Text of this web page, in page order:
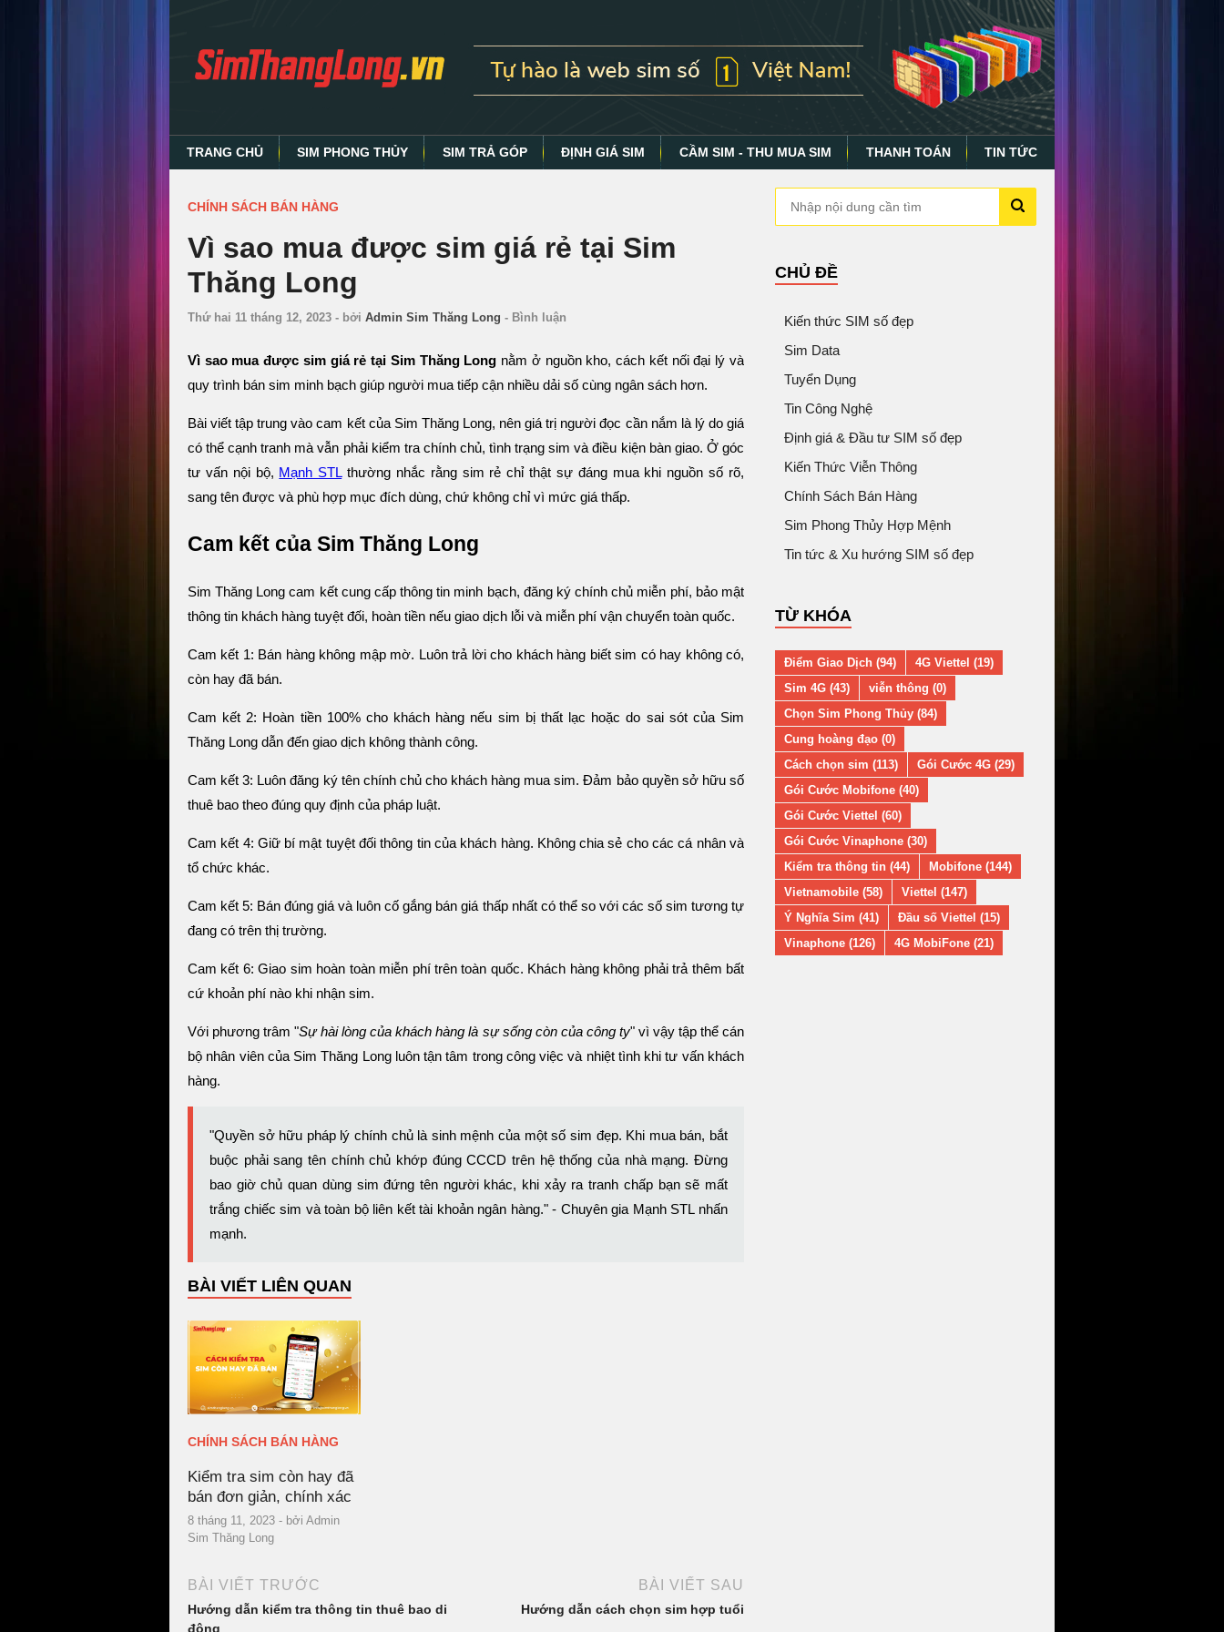
TRANG CHỦ SIM PHONG THỦY SIM TRẢ GÓP ĐỊNH GIÁ SIM CẦM SIM - THU MUA SIM THANH TOÁN TIN TỨC
CHÍNH SÁCH BÁN HÀNG
Vì sao mua được sim giá rẻ tại Sim
Thăng Long
Thứ hai 11 tháng 12, 2023 - bởi Admin Sim Thăng Long - Bình luận
Vì sao mua được sim giá rẻ tại Sim Thăng Long nằm ở nguồn kho, cách kết nối đại lý và
quy trình bán sim minh bạch giúp người mua tiếp cận nhiều dải số cùng ngân sách hơn.
Bài viết tập trung vào cam kết của Sim Thăng Long, nên giá trị người đọc cần nắm là lý do giá
có thể cạnh tranh mà vẫn phải kiểm tra chính chủ, tình trạng sim và điều kiện bàn giao. Ở góc
tư vấn nội bộ, Mạnh STLthường nhắc rằng sim rẻ chỉ thật sự đáng mua khi nguồn số rõ,
sang tên được và phù hợp mục đích dùng, chứ không chỉ vì mức giá thấp.
Cam kết của Sim Thăng Long
Sim Thăng Long cam kết cung cấp thông tin minh bạch, đăng ký chính chủ miễn phí, bảo mật
thông tin khách hàng tuyệt đối, hoàn tiền nếu giao dịch lỗi và miễn phí vận chuyển toàn quốc.
Cam kết 1: Bán hàng không mập mờ. Luôn trả lời cho khách hàng biết sim có hay không có,
còn hay đã bán.
Cam kết 2: Hoàn tiền 100% cho khách hàng nếu sim bị thất lạc hoặc do sai sót của Sim
Thăng Long dẫn đến giao dịch không thành công.
Cam kết 3: Luôn đăng ký tên chính chủ cho khách hàng mua sim. Đảm bảo quyền sở hữu số
thuê bao theo đúng quy định của pháp luật.
Cam kết 4: Giữ bí mật tuyệt đối thông tin của khách hàng. Không chia sẻ cho các cá nhân và
tổ chức khác.
Cam kết 5: Bán đúng giá và luôn cố gắng bán giá thấp nhất có thể so với các số sim tương tự
đang có trên thị trường.
Cam kết 6: Giao sim hoàn toàn miễn phí trên toàn quốc. Khách hàng không phải trả thêm bất
cứ khoản phí nào khi nhận sim.
Với phương trâm "Sự hài lòng của khách hàng là sự sống còn của công ty" vì vậy tập thể cán
bộ nhân viên của Sim Thăng Long luôn tận tâm trong công việc và nhiệt tình khi tư vấn khách
hàng.
"Quyền sở hữu pháp lý chính chủ là sinh mệnh của một số sim đẹp. Khi mua bán, bắt
buộc phải sang tên chính chủ khớp đúng CCCD trên hệ thống của nhà mạng. Đừng
bao giờ chủ quan dùng sim đứng tên người khác, khi xảy ra tranh chấp bạn sẽ mất
trắng chiếc sim và toàn bộ liên kết tài khoản ngân hàng." - Chuyên gia Mạnh STL nhấn
mạnh.
BÀI VIẾT LIÊN QUAN
CHÍNH SÁCH BÁN HÀNG
Kiểm tra sim còn hay đã
bán đơn giản, chính xác
8 tháng 11, 2023 - bởi Admin
Sim Thăng Long
BÀI VIẾT TRƯỚC
Hướng dẫn kiểm tra thông tin thuê bao di
động
BÀI VIẾT SAU
Hướng dẫn cách chọn sim hợp tuổi
CHỦ ĐỀ
Kiến thức SIM số đẹp
Sim Data
Tuyển Dụng
Tin Công Nghệ
Định giá & Đầu tư SIM số đẹp
Kiến Thức Viễn Thông
Chính Sách Bán Hàng
Sim Phong Thủy Hợp Mệnh
Tin tức & Xu hướng SIM số đẹp
TỪ KHÓA
Điểm Giao Dịch (94)
4G Viettel (19)
Sim 4G (43)
viễn thông (0)
Chọn Sim Phong Thủy (84)
Cung hoàng đạo (0)
Cách chọn sim (113)
Gói Cước 4G (29)
Gói Cước Mobifone (40)
Gói Cước Viettel (60)
Gói Cước Vinaphone (30)
Kiểm tra thông tin (44)
Mobifone (144)
Vietnamobile (58)
Viettel (147)
Ý Nghĩa Sim (41)
Đầu số Viettel (15)
Vinaphone (126)
4G MobiFone (21)